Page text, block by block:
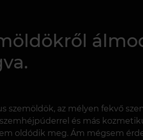
az mélyen fekvő
és más
oldódik meg. Ám mégsem